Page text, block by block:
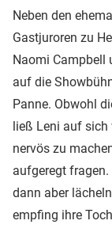
Neben den
Gastjuroren zu
Naomi Campbell
auf die
Panne. Obwohl
ließ Leni auf sich
nervös zu
aufgeregt
dann aber
empfing ihre